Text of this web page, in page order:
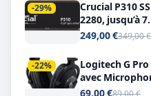
-29%
Crucial P310
2280, jusqu’à
249,00 €349,00 €
-22%
Logitech G Pro
avec
Headphone X
69,00 €89,00 €